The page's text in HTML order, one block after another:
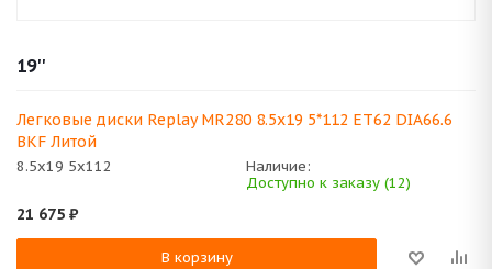
19''
Легковые диски Replay MR280 8.5x19 5*112 ET62 DIA66.6
BKF Литой
8.5x19 5x112
Наличие:
Доступно к заказу (12)
21 675 ₽
В корзину